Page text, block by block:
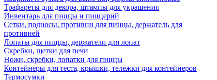
Трафареты для декора, штампы для украшения
Инвентарь для пиццы и пиццерий
Сетки, подносы, противни для пиццы, держатель для
противней
Лопаты для пиццы, держатели для лопат
Скребки, щетки для печи
Ножи, скребки, лопатки для пиццы
Контейнеры для теста, крышки, тележки для контейнеров
Термосумки